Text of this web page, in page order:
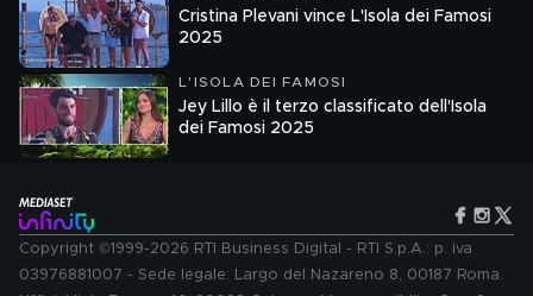
Cristina Plevani vince L'Isola dei Famosi
2025
L'ISOLA DEI FAMOSI
Jey Lillo è il terzo classificato dell'Isola
dei Famosi 2025
Copyright ©1999-2026 RTI Business Digital - RTI S.p.A.: p. iva
03976881007 - Sede legale: Largo del Nazareno 8, 00187 Roma.